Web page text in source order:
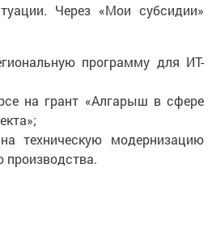
Через «Мои субсидии»
программу для ИТ-
на грант «Алгарыш в сфере
техническую модернизацию
производства.